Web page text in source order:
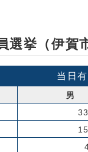
選挙（伊賀
当日
男